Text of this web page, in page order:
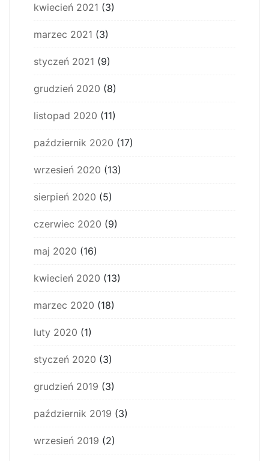
kwiecień 2021 (3)
marzec 2021 (3)
styczeń 2021 (9)
grudzień 2020 (8)
listopad 2020 (11)
październik 2020 (17)
wrzesień 2020 (13)
sierpień 2020 (5)
czerwiec 2020 (9)
maj 2020 (16)
kwiecień 2020 (13)
marzec 2020 (18)
luty 2020 (1)
styczeń 2020 (3)
grudzień 2019 (3)
październik 2019 (3)
wrzesień 2019 (2)